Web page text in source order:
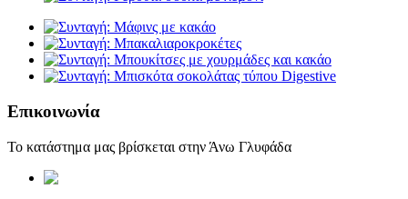
Επικοινωνία
Το κατάστημα μας βρίσκεται στην Άνω Γλυφάδα